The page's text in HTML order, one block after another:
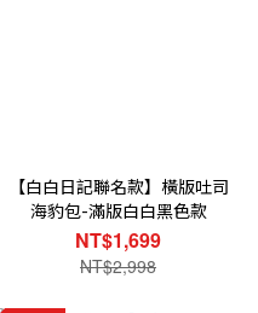
【白白日記聯名款】橫版吐司
海豹包-滿版白白黑色款
NT$1,699
NT$2,998